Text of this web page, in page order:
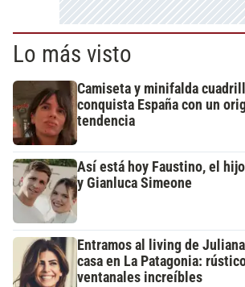
Lo más visto
Camiseta y minifalda
conquista España con un
tendencia
Así está hoy Faustino, el
y Gianluca Simeone
Entramos al living de
casa en La Patagonia:
ventanales increíbles